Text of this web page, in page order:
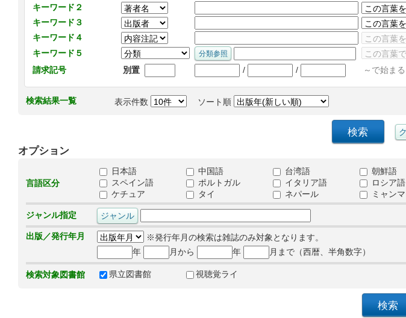
キーワード２
キーワード３
キーワード４
キーワード５
請求記号
別置 / / ～で始まる
検索結果一覧 表示件数 ソート順
オプション
言語区分
日本語 中国語 台湾語 朝鮮語
スペイン語
ポルトガル イタリア語 ロシア語
ケチュア
タイ ネパール ミャン
ジャンル指定
出版／発行年月
※発行年月の検索は雑誌のみ対象となります。
年
月から 年 月まで（西暦、半角数字）
検索対象図書館 県立図書館 視聴覚ライ